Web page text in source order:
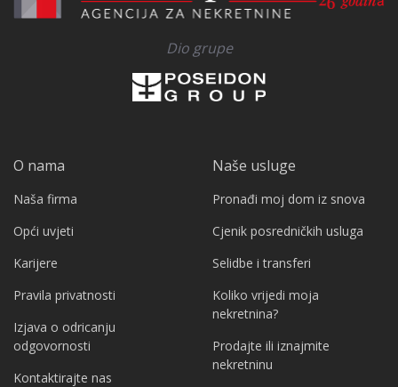
Dio grupe
O nama
Naša firma
Opći uvjeti
Karijere
Pravila privatnosti
Izjava o odricanju
odgovornosti
Kontaktirajte nas
Naše usluge
Pronađi moj dom iz snova
Cjenik posredničkih usluga
Selidbe i transferi
Koliko vrijedi moja
nekretnina?
Prodajte ili iznajmite
nekretninu